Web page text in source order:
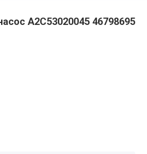
A2C53020045 46798695